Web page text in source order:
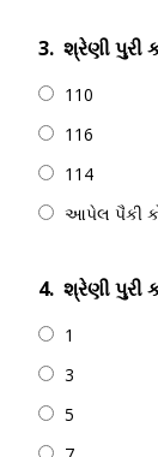
3. શ્રેણી પુરી
110
116
114
આપેલ પૈકી
4. શ્રેણી પુરી
1
3
5